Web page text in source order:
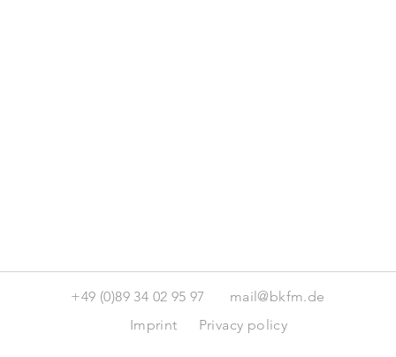
+49 (0)89 34 02 95 97
mail@bkfm.de
Imprint
Privacy policy